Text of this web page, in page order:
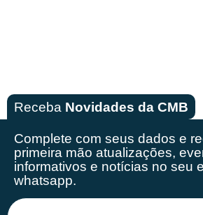
Receba Novidades da CMB
Complete com seus dados e
primeira mão atualizações,
informativos e notícias no seu
whatsapp.